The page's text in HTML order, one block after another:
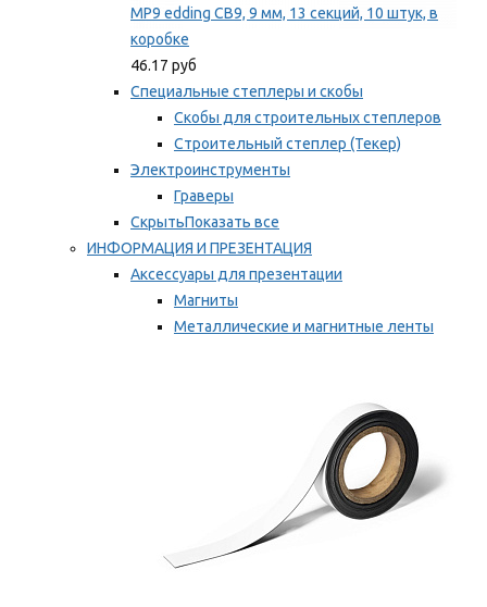
MP9 edding CB9, 9 мм, 13 секций, 10 штук, в
коробке
46.17 руб
Специальные степлеры и скобы
Скобы для строительных степлеров
Строительный степлер (Текер)
Электроинструменты
Граверы
СкрытьПоказать все
ИНФОРМАЦИЯ И ПРЕЗЕНТАЦИЯ
Аксессуары для презентации
Магниты
Металлические и магнитные ленты